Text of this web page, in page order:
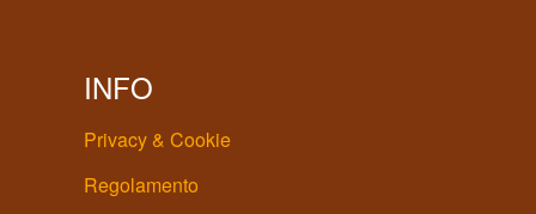
INFO
Privacy & Cookie
Regolamento